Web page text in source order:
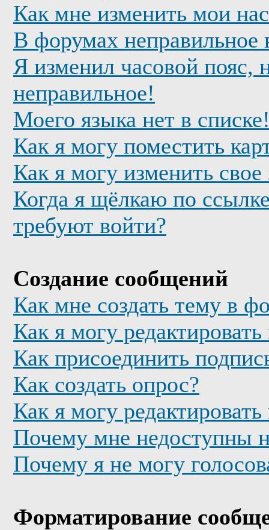
Как мне изменить мои
В форумах неправильное
Я изменил часовой пояс,
неправильное!
Моего языка нет в
Как я могу поместить
Как я могу изменить свое
Когда я щёлкаю по
требуют войти?
Создание сообщений
Как мне создать тему в
Как я могу
Как присоединить
Как создать опрос?
Как я могу
Почему мне недоступны
Почему я не могу
Форматирование